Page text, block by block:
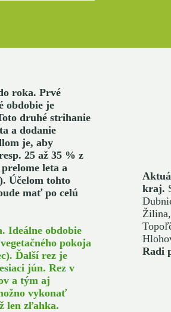
roka. Prvé
obdobie je
druhé strihanie
a dodanie
je, aby
25 až 35 % z
leta a
Účelom tohto
mať po celú
Ideálne obdobie
pokoja
Ďalší rez je
jún. Rez v
a tým aj
vykonať
len zľahka.
kraj.
Radi